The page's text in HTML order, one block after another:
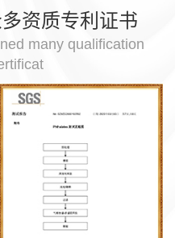
资质专利证书
many qualification